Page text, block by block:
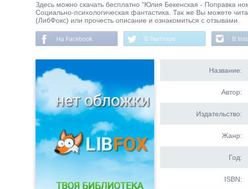
Здесь можно скачать бесплатно "Юлия Бекенская - Поправка
Социально-психологическая фантастика. Так же Вы можете
(ЛибФокс) или прочесть описание и ознакомиться с отзывами.
На Facebook В Твиттере В
Название:
Автор:
Издательство:
Жанр:
Год:
ISBN: